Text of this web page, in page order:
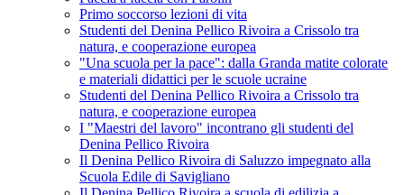
Primo soccorso lezioni di vita
Studenti del Denina Pellico Rivoira a Crissolo tra
natura, e cooperazione europea
"Una scuola per la pace": dalla Granda matite colorate
e materiali didattici per le scuole ucraine
Studenti del Denina Pellico Rivoira a Crissolo tra
natura, e cooperazione europea
I "Maestri del lavoro" incontrano gli studenti del
Denina Pellico Rivoira
Il Denina Pellico Rivoira di Saluzzo impegnato alla
Scuola Edile di Savigliano